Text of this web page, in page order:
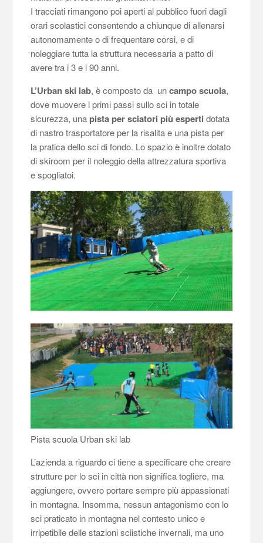
I tracciati rimangono poi aperti al pubblico fuori dagli
orari scolastici consentendo a chiunque di allenarsi
autonomamente o di frequentare corsi, e di
noleggiare tutta la struttura necessaria a patto di
avere tra i 3 e i 90 anni.
L’Urban ski lab, è composto da uncampo scuola,
dove muovere i primi passi sullo sci in totale
sicurezza, una pista per sciatori più esperti dotata
di nastro trasportatore per la risalita e una pista per
la pratica dello sci di fondo. Lo spazio è inoltre dotato
di skiroom per il noleggio della attrezzatura sportiva
e spogliatoi.
Pista scuola Urban ski lab
L’azienda a riguardo ci tiene a specificare che creare
strutture per lo sci in città non significa togliere, ma
aggiungere, ovvero portare sempre più appassionati
in montagna. Insomma, nessun antagonismo con lo
sci praticato in montagna nel contesto unico e
irripetibile delle stazioni sciistiche invernali, ma uno